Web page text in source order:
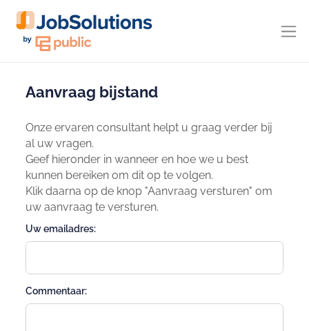
Aanvraag bijstand
Onze ervaren consultant helpt u graag verder bij
al uw vragen.
Geef hieronder in wanneer en hoe we u best
kunnen bereiken om dit op te volgen.
Klik daarna op de knop "Aanvraag versturen" om
uw aanvraag te versturen.
Uw emailadres:
Commentaar: